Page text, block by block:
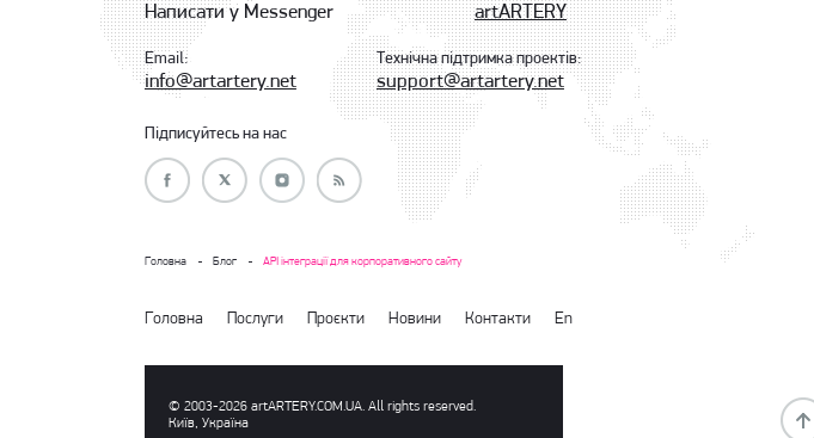
Написати у Messenger artARTERY
Email:
info@artartery.net
Технічна підтримка проектів:
support@artartery.net
Підписуйтесь на нас
Головна Блог API інтеграції для корпоративного сайту
Головна Послуги Проєкти Новини Контакти En
© 2003-2026 аrtARTERY.COM.UA. All rights reserved.
Київ, Україна